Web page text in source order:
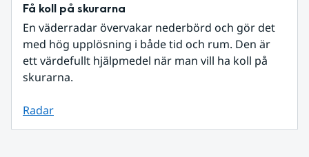
Få koll på skurarna
En väderradar övervakar nederbörd och gör det
med hög upplösning i både tid och rum. Den är
ett värdefullt hjälpmedel när man vill ha koll på
skurarna.
Radar